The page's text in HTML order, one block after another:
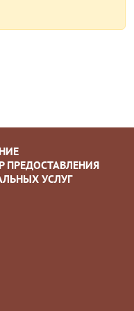
УСЛУГ